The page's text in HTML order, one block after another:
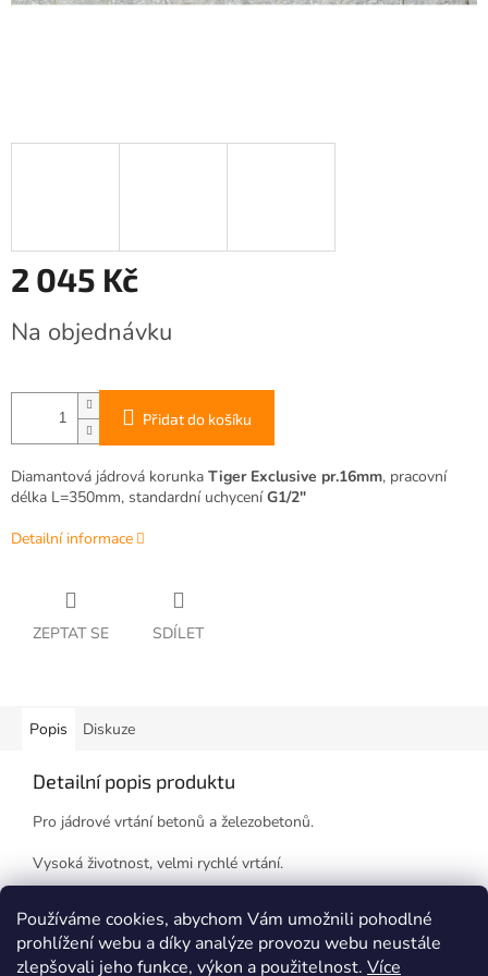
Používáme cookies, abychom Vám umožnili pohodlné
prohlížení webu a díky analýze provozu webu neustále
zlepšovali jeho funkce, výkon a použitelnost. Více
2 045 Kč
cena:
Na objednávku
Přidat do košíku
Diamantová jádrová korunka Tiger Exclusive pr.16mm, pracovní
délka L=350mm, standardní uchyceníG1/2"
Detailní informace
ZEPTAT SE SDÍLET
Popis Diskuze
Detailní popis produktu
Pro jádrové vrtání betonů a železobetonů.
Vysoká životnost, velmi rychlé vrtání.